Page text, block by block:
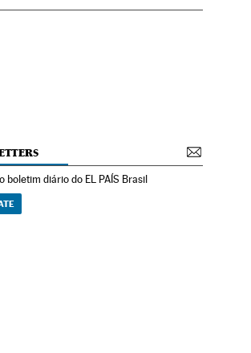
boletim diário do EL PAÍS Brasil